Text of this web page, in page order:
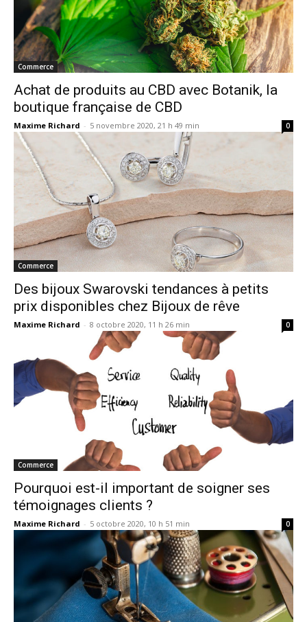
Commerce
Achat de produits au CBD avec Botanik, la
boutique française de CBD
Maxime Richard - 5 novembre 2020, 21 h 49 min 0
Commerce
Des bijoux Swarovski tendances à petits
prix disponibles chez Bijoux de rêve
Maxime Richard - 8 octobre 2020, 11 h 26 min 0
Commerce
Pourquoi est-il important de soigner ses
témoignages clients ?
Maxime Richard - 5 octobre 2020, 10 h 51 min 0